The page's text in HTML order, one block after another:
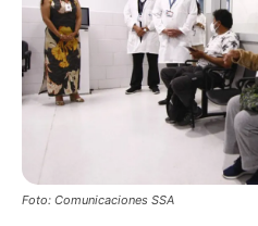
Foto: Comunicaciones SSA